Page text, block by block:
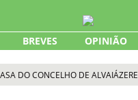
BREVES OPINIÃO
DO CONCELHO DE ALVAIÁZERE